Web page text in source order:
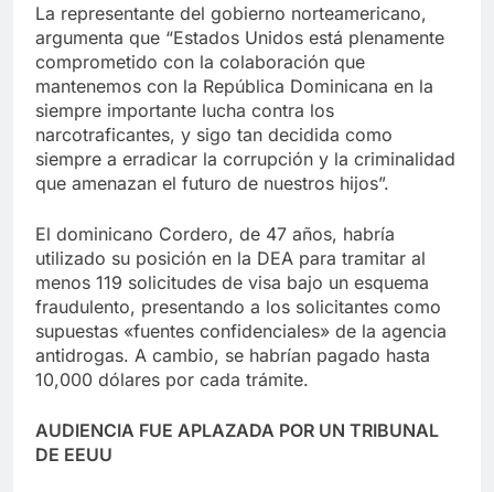
La representante del gobierno norteamericano,
argumenta que “Estados Unidos está plenamente
comprometido con la colaboración que
mantenemos con la República Dominicana en la
siempre importante lucha contra los
narcotraficantes, y sigo tan decidida como
siempre a erradicar la corrupción y la criminalidad
que amenazan el futuro de nuestros hijos”.
El dominicano Cordero, de 47 años, habría
utilizado su posición en la DEA para tramitar al
menos 119 solicitudes de visa bajo un esquema
fraudulento, presentando a los solicitantes como
supuestas «fuentes confidenciales» de la agencia
antidrogas. A cambio, se habrían pagado hasta
10,000 dólares por cada trámite.
AUDIENCIA FUE APLAZADA POR UN TRIBUNAL
DE EEUU